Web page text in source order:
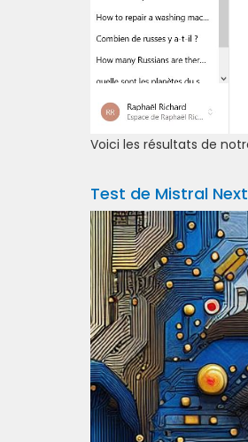
Voici les résultats de
Test de Mistral Next